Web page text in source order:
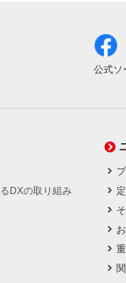
公式ソ
DXの取り組み